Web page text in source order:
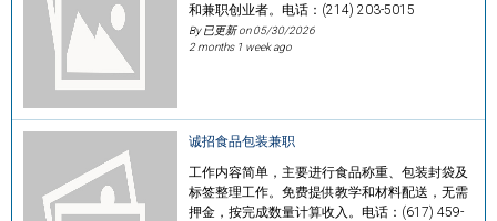
和兼职创业者。电话：(214) 203-5015
By 已更新 on05/30/2026
2 months 1 week ago
诚招食品包装兼职
工作内容简单，主要进行食品称重、包装封袋及
标签整理工作。免费提供教学和材料配送，无需
押金，按完成数量计算收入。电话：(617) 459-